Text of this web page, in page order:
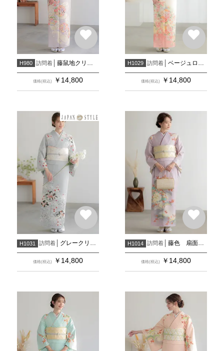
H980 訪問着
価格(税込) ￥ 14,800
H1029 訪問着
価格(税込) ￥ 14,800
H1031 訪問着 グレークリームボカシ 松川菱七宝鶴(H1022)
価格(税込) ￥ 14,800
H1014 訪問着 藤色 扇面牡丹に鶴松桜(H1015)
価格(税込) ￥ 14,800